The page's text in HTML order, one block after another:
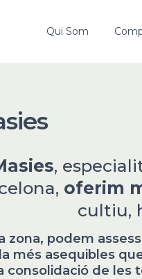
Qui Som
,
oferim
cultiu,
zona, podem
més asequibles
consolidació de les